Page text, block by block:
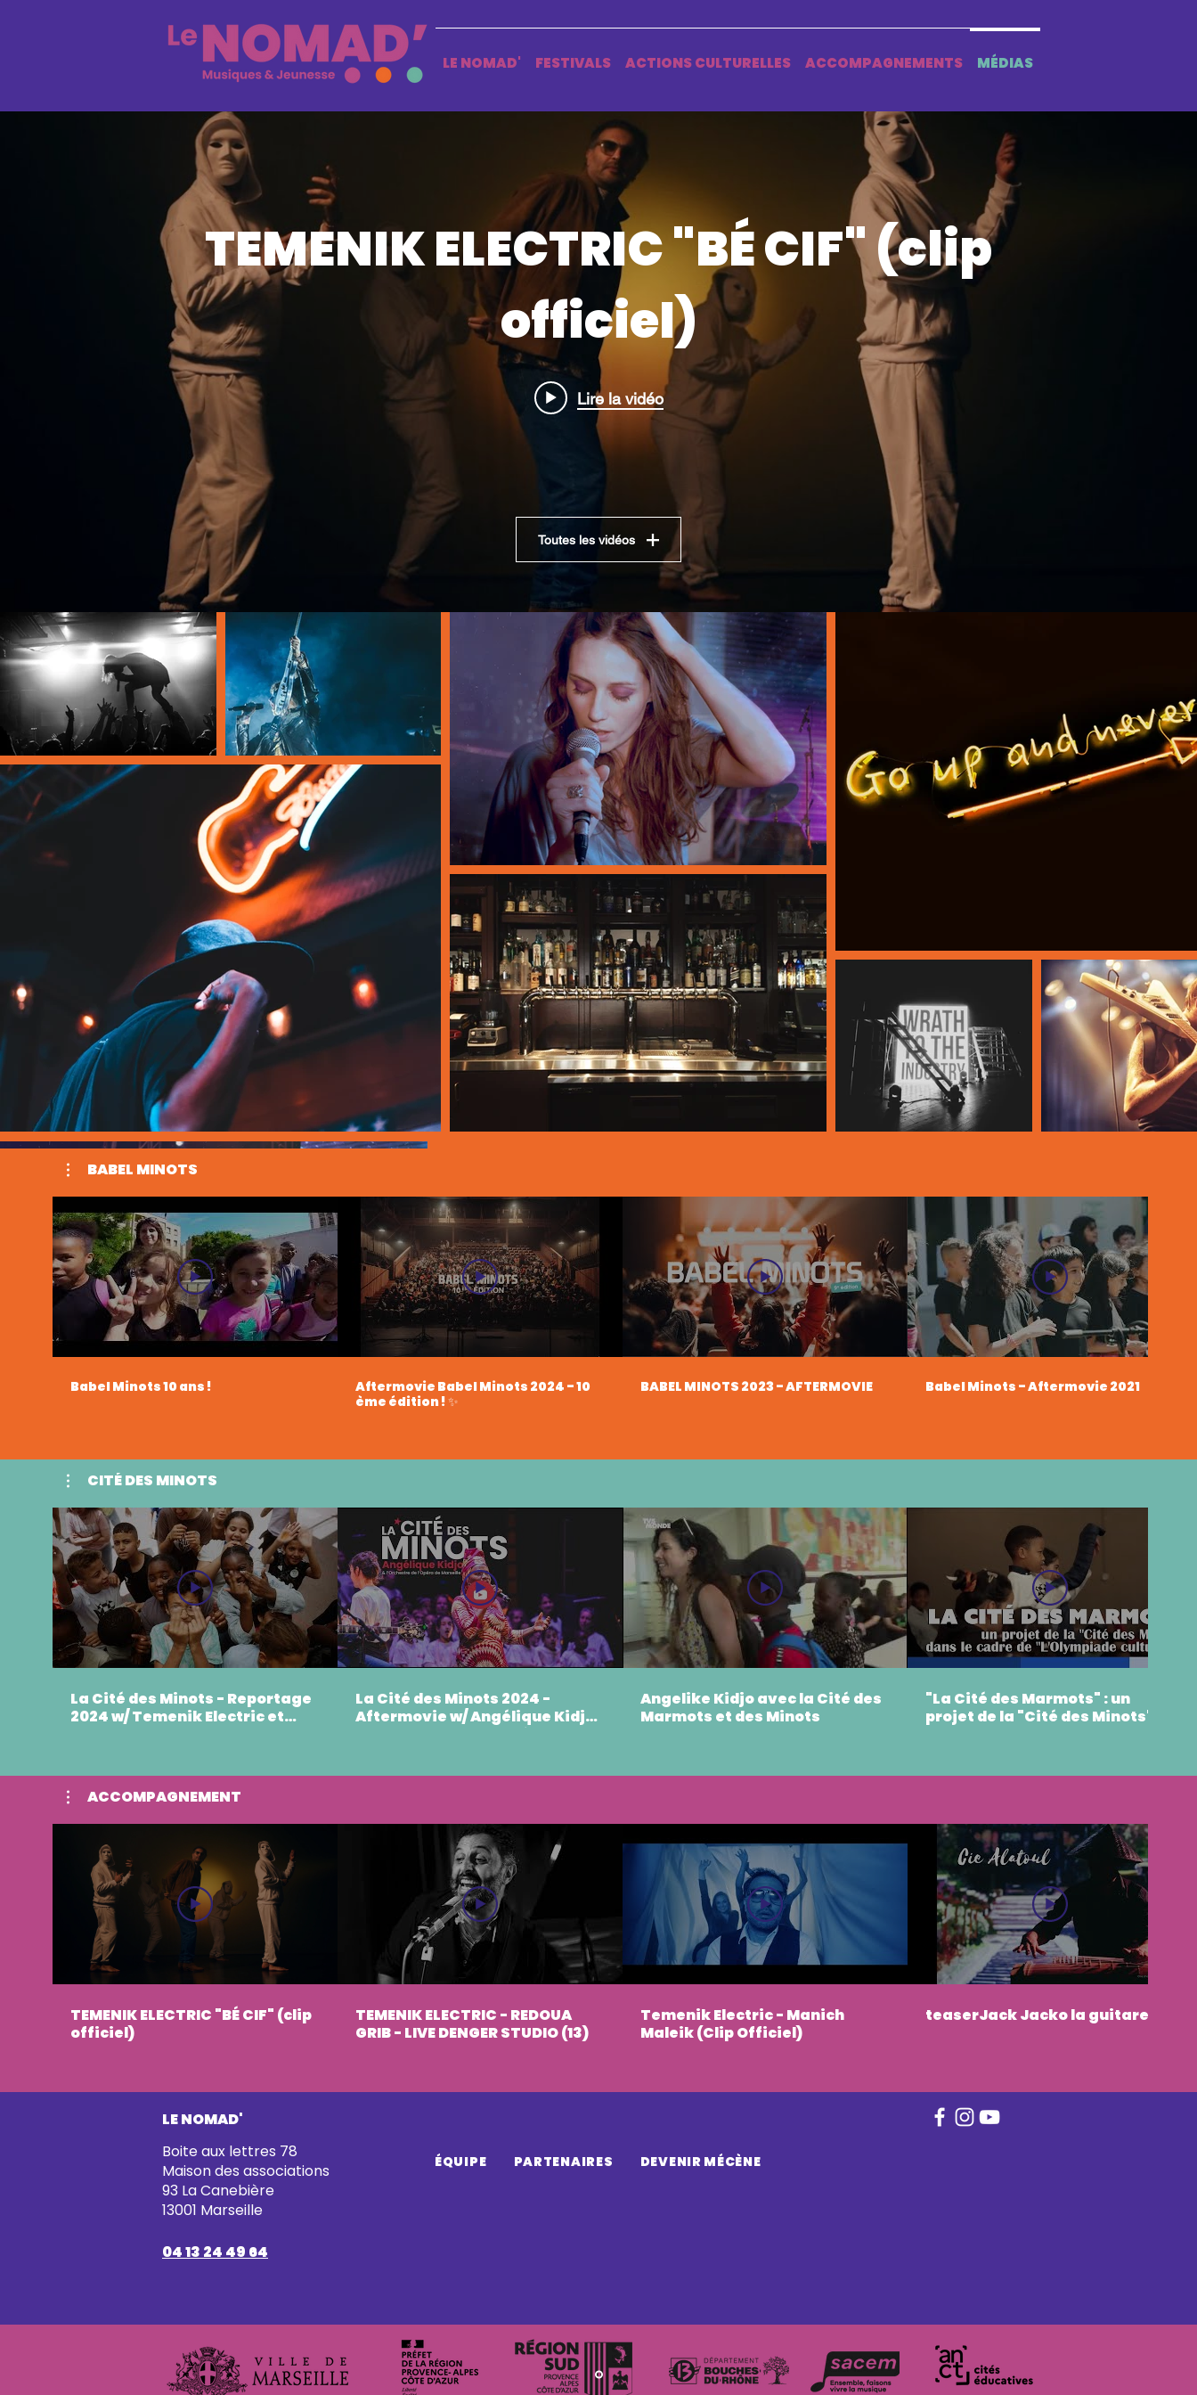
LE NOMAD' FESTIVALS ACTIONS CULTURELLES ACCOMPAGNEMENTS MÉDIAS
TEMENIK ELECTRIC "BÉ CIF" (clip
officiel)
Lire la vidéo
Toutes les vidéos
BABEL MINOTS
Babel Minots 10 ans !
Aftermovie Babel Minots 2024 - 10
ème édition ! ✨
BABEL MINOTS 2023 - AFTERMOVIE Babel Minots - Aftermovie 2021
CITÉ DES MINOTS
La Cité des Minots - Reportage
2024 w/ Temenik Electric et
La Cité des Minots 2024 -
Aftermovie w/ Angélique Kidjo
et l'Orchestre de l'Opéra de
Angelike Kidjo avec la Cité des
Marmots et des Minots
"La Cité des Marmots" : un
projet de la "Cité des Minots"'
ACCOMPAGNEMENT
TEMENIK ELECTRIC "BÉ CIF" (clip
officiel)
TEMENIK ELECTRIC - REDOUA
GRIB - LIVE DENGER STUDIO (13)
Temenik Electric - Manich
Maleik (Clip Officiel)
teaserJack Jacko la guitare
LE NOMAD'
ÉQUIPE PARTENAIRES DEVENIR MÉCÈNE
Boite aux lettres 78
Maison des associations
93 La Canebière
13001 Marseille
04 13 24 49 64